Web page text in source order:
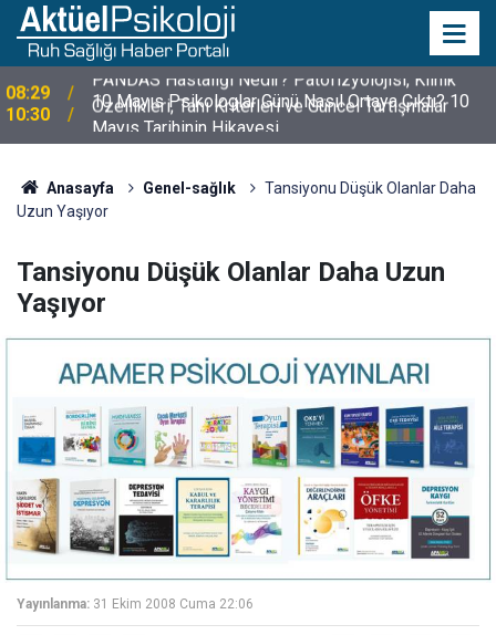
10:30
10 Mayıs Psikologlar Günü Nasıl Ortaya Çıktı? 10
Mayıs Tarihinin Hikayesi
Anasayfa Genel-sağlık
Tansiyonu Düşük Olanlar Daha
Uzun Yaşıyor
Tansiyonu Düşük Olanlar Daha Uzun
Yaşıyor
Yayınlanma: 31 Ekim 2008 Cuma 22:06